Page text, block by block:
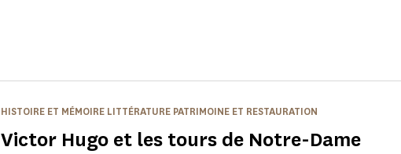
Victor Hugo et les tours de Notre-Dame
HISTOIRE ET MÉMOIRE LITTÉRATURE PATRIMOINE ET RESTAURATION